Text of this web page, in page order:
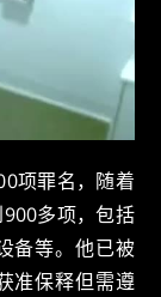
项罪名，随着
多项，包括
备等。他已被
准保释但需遵